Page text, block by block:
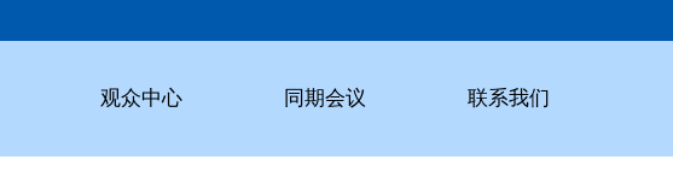
观众中心 同期会议 联系我们